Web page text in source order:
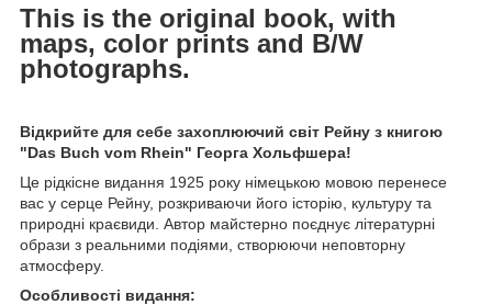
This is the original book, with
maps, color prints and B/W
photographs.
Відкрийте для себе захоплюючий світ Рейну з книгою
"Das Buch vom Rhein" Георга Хольфшера!
Це рідкісне видання 1925 року німецькою мовою перенесе
вас у серце Рейну, розкриваючи його історію, культуру та
природні краєвиди. Автор майстерно поєднує літературні
образи з реальними подіями, створюючи неповторну
атмосферу.
Особливості видання: